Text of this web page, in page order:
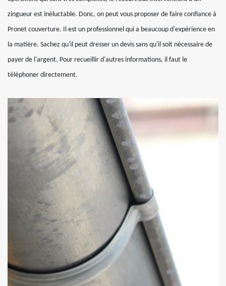
zingueur est inéluctable. Donc, on peut vous proposer de faire confiance à
Pronet couverture. Il est un professionnel qui a beaucoup d'expérience en
la matière. Sachez qu'il peut dresser un devis sans qu'il soit nécessaire de
payer de l'argent. Pour recueillir d'autres informations, il faut le
téléphoner directement.